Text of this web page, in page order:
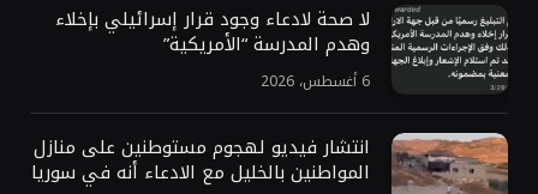
لا صحة لادعاء وجود قرار إسرائيلي بإخلاء
وهدم المدرسة “الأمريكية”
6 أغسطس، 2026
انتشار فيديو لهجوم مستوطنين على منازل
المواطنين بالخليل مع الادعاء أنه في سوريا